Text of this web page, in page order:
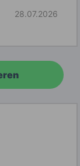
28.07.2026